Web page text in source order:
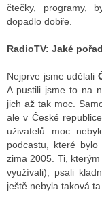
STÁT BLOGEREM
BLOGERA
DISKUTÉRA NA RADIOTV
čtečky, programy,
dopadlo dobře.
RadioTV: Jaké
Nejprve jsme udělali
A pustili jsme to na
jich až tak moc.
ale v České
uživatelů moc
podcastu, které
zima 2005. Ti,
využívali), psali
ještě nebyla taková ta